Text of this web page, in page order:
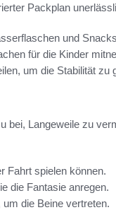
Packplan
und
für die Kinder
um die Stabilität zu
bei, Langeweile zu
Fahrt spielen können.
die Fantasie anregen.
die Beine vertreten.